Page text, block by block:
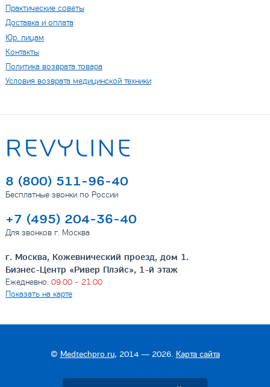
Практические советы
Доставка и оплата
Юр. лицам
Контакты
Политика возврата товара
Условия возврата медицинской техники
8 (800) 511-96-40
Бесплатные звонки по России
+7 (495) 204-36-40
Для звонков г. Москва
г. Москва, Кожевнический проезд, дом 1.
Бизнес-Центр «Ривер Плэйс», 1-й этаж
Ежедневно: 09:00 - 21:00
Показать на карте
© Medtechpro.ru, 2014 — 2026. Карта сайта